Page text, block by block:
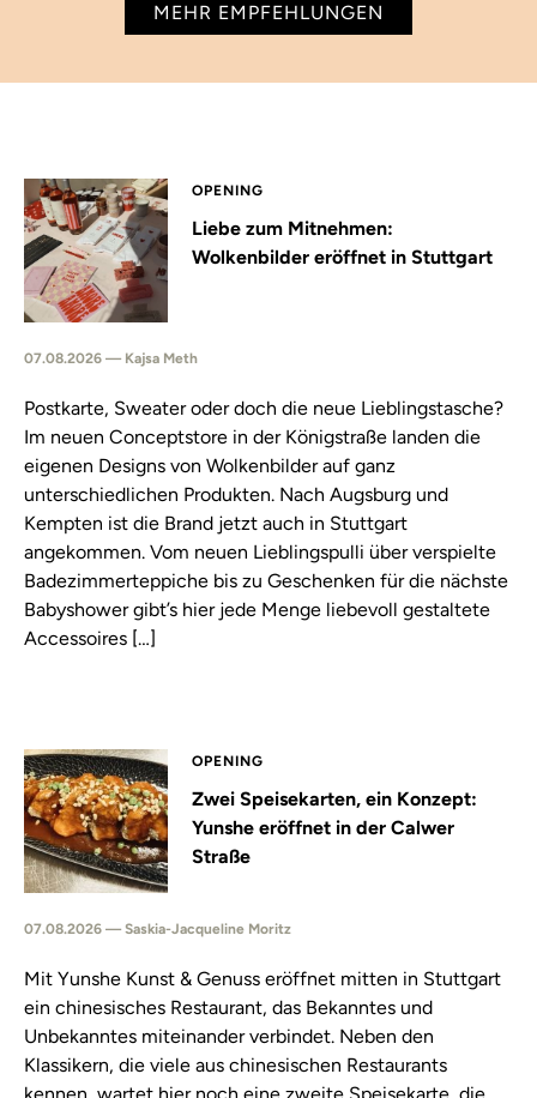
MEHR EMPFEHLUNGEN
OPENING
Liebe zum Mitnehmen:
Wolkenbilder eröffnet in Stuttgart
07.08.2026 — Kajsa Meth
Postkarte, Sweater oder doch die neue Lieblingstasche?
Im neuen Conceptstore in der Königstraße landen die
eigenen Designs von Wolkenbilder auf ganz
unterschiedlichen Produkten. Nach Augsburg und
Kempten ist die Brand jetzt auch in Stuttgart
angekommen. Vom neuen Lieblingspulli über verspielte
Badezimmerteppiche bis zu Geschenken für die nächste
Babyshower gibt’s hier jede Menge liebevoll gestaltete
Accessoires […]
OPENING
Zwei Speisekarten, ein Konzept:
Yunshe eröffnet in der Calwer
Straße
07.08.2026 — Saskia-Jacqueline Moritz
Mit Yunshe Kunst & Genuss eröffnet mitten in Stuttgart
ein chinesisches Restaurant, das Bekanntes und
Unbekanntes miteinander verbindet. Neben den
Klassikern, die viele aus chinesischen Restaurants